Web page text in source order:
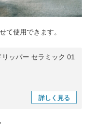
て使用できます。
ッパー セラミック 01
詳しく 見る